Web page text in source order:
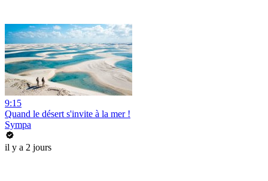
9:15
Quand le désert s'invite à la mer !
Sympa
il y a 2 jours